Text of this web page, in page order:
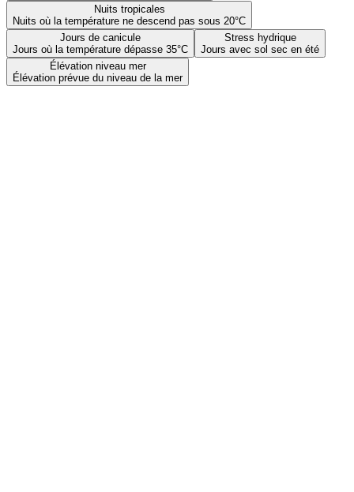
Nuits tropicales
Nuits où la température ne descend pas sous 20°C
Jours de canicule
Jours où la température dépasse 35°C
Stress hydrique
Jours avec sol sec en été
Élévation niveau mer
Élévation prévue du niveau de la mer